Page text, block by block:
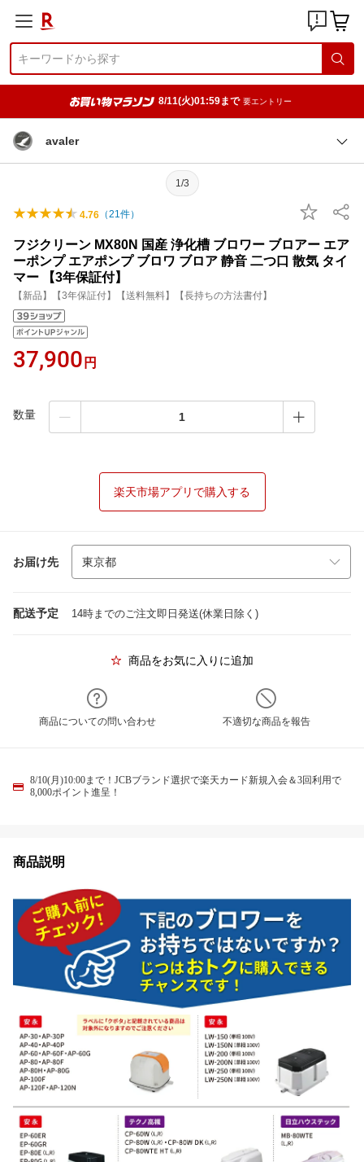
8/11(火)01:59まで 要エントリー
avaler
1/3
4.76 （21件）
フジクリーン MX80N 国産 浄化槽 ブロワー ブロアー エア
ーポンプ エアポンプ ブロワ ブロア 静音 二つ口 散気 タイ
マー 【3年保証付】
【新品】【3年保証付】【送料無料】【長持ちの方法書付】
37,900 円
数量
楽天市場アプリで購入する
お届け先
配送予定 14時までのご注文即日発送(休業日除く)
商品をお気に入りに追加
商品についての問い合わせ 不適切な商品を報告
8/10(月)10:00まで！JCBブランド選択で楽天カード新規入会＆3回利用で
8,000ポイント進呈！
商品説明